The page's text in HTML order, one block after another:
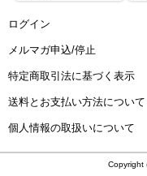
ログイン
メルマガ申込/停止
特定商取引法に基づく表示
送料とお支払い方法について
個人情報の取扱いについて
Copyright